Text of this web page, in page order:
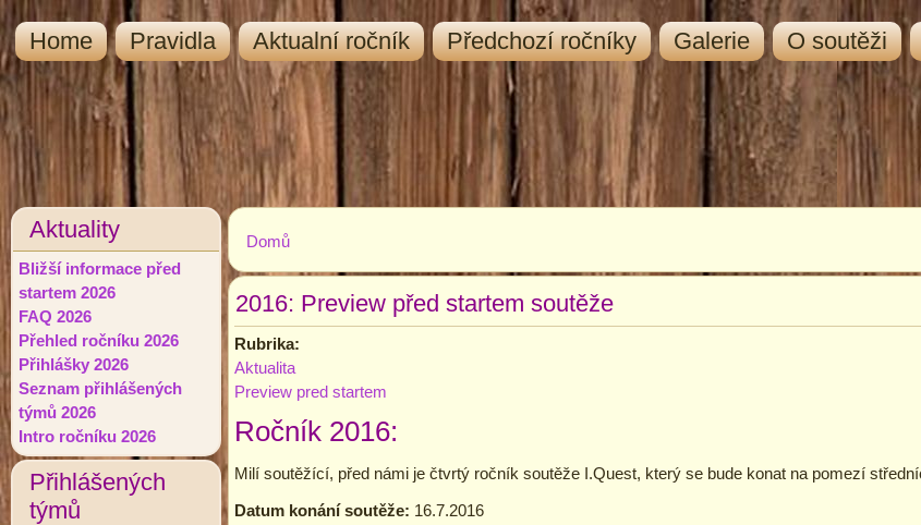
Home Pravidla Aktualní ročník Předchozí ročníky Galerie O soutěži
Aktuality
Bližší informace před
startem 2026
FAQ 2026
Přehled ročníku 2026
Přihlášky 2026
Seznam přihlášených
týmů 2026
Intro ročníku 2026
Přihlášených
týmů
Jste zde
Domů
2016: Preview před startem soutěže
Rubrika:
Aktualita
Preview pred startem
Ročník 2016:
Milí soutěžící, před námi je čtvrtý ročník soutěže I.Quest, který se bude konat na pomezí
Datum konání soutěže: 16.7.2016